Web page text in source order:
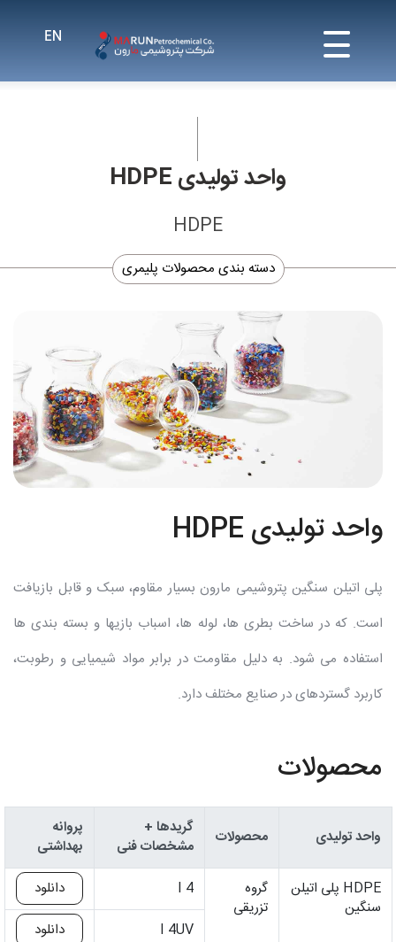
واحد تولیدی HDPE
HDPE
دسته بندی محصولات پلیمری
واحد تولیدی HDPE
پلی اتیلن سنگین پتروشیمی مارون بسیار مقاوم، سبک و قابل بازیافت
است. که در ساخت بطری ها، لوله ها، اسباب بازیها و بسته بندی ها
استفاده می شود. به دلیل مقاومت در برابر مواد شیمیایی و رطوبت،
کاربرد گستردهای در صنایع مختلف دارد.
محصولات
واحد تولیدی محصولات
گریدها +
مشخصات فنی
پروانه
بهداشتی
HDPE پلی اتیلن
سنگین
گروه
تزریقی
I 4
دانلود
I 4UV
دانلود